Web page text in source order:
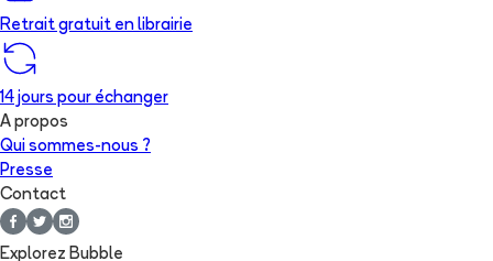
Retrait gratuit en librairie
14 jours pour échanger
A propos
Qui sommes-nous ?
Presse
Contact
Explorez Bubble